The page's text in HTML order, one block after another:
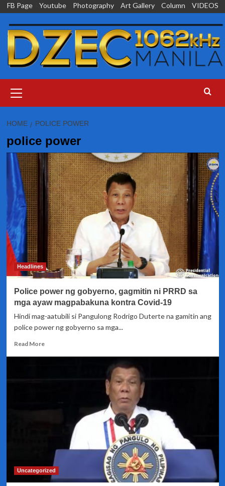
Skip
content
FB Page Youtube Photography Art Gallery Column VIDEOS
Menu
HOME POLICE POWER
police power
Headlines
Police power ng gobyerno, gagmitin ni PRRD sa
mga ayaw magpabakuna kontra Covid-19
Hindi mag-aatubili si Pangulong Rodrigo Duterte na gamitin ang
police power ng gobyerno sa mga...
Read MoreRead
ayaw
magpabakuna
kontra
Uncategorized